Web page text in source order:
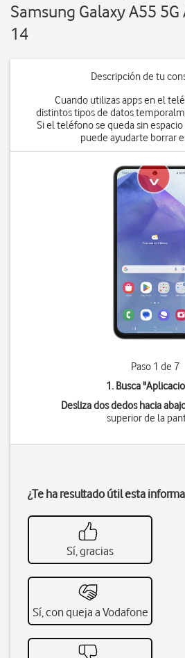
Samsung Galaxy A55
14
Descripción de tu
Cuando utilizas apps en el
distintos tipos de datos
Si el teléfono se queda sin
puede ayudarte borrar
Paso 1 de 7
1. Busca "
Desliza dos dedos hacia
superior de la
¿Te ha resultado útil esta
Sí, gracias
Sí, con queja a Vodafone